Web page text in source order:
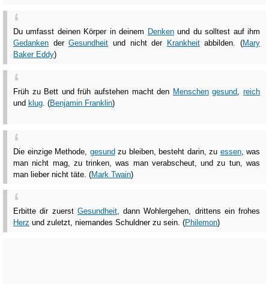
Du umfasst deinen Körper in deinem Denkenund du solltest auf ihm
Gedanken derGesundheit und nicht der Krankheitabbilden. (Mary
Baker Eddy)
Früh zu Bett und früh aufstehen macht den Menschen gesund ,reich
und klug . (Benjamin Franklin)
Die einzige Methode, gesund zu bleiben, besteht darin, zu essen, was
man nicht mag, zu trinken, was man verabscheut, und zu tun, was
man lieber nicht täte. (Mark Twain)
Erbitte dir zuerst Gesundheit, dann Wohlergehen, drittens ein frohes
Herz und zuletzt, niemandes Schuldner zu sein. (Philemon)